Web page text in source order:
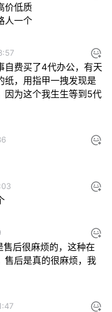
价低质
人一个
自费买了4代办公，有天
纸，用指甲一拽发现是
因为这个我生生等到5代
后很麻烦的，这种在
售后是真的很麻烦，我